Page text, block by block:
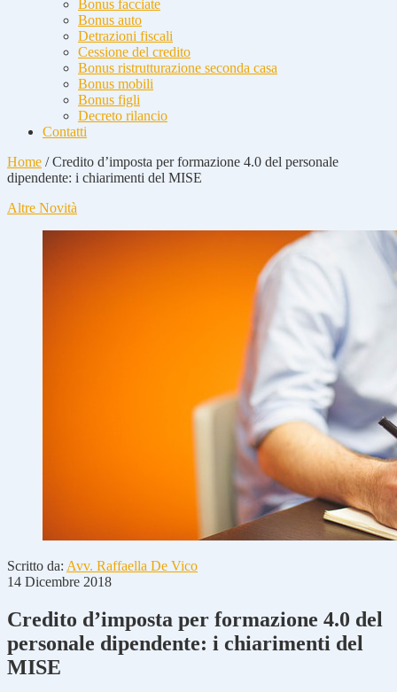
Bonus facciate
Bonus auto
Detrazioni fiscali
Cessione del credito
Bonus ristrutturazione seconda casa
Bonus mobili
Bonus figli
Decreto rilancio
Contatti
Home /Credito d’imposta per formazione 4.0 del personale
dipendente: i chiarimenti del MISE
Altre Novità
Scritto da: Avv. Raffaella De Vico
14 Dicembre 2018
Credito d’imposta per formazione 4.0 del
personale dipendente: i chiarimenti del
MISE